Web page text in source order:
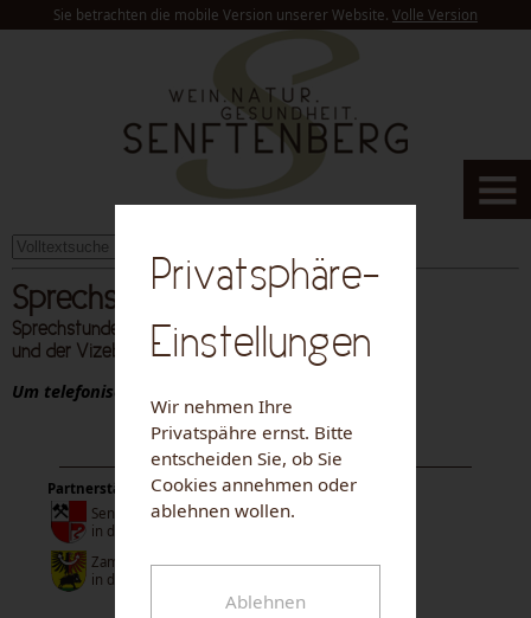
Sie betrachten die mobile Version unserer Website. Volle Version
Sprechstunden
Sprechstunden des Bürgermeisters
und der Vizebürgermeisterin
Um telefonische Voranmeldung wird gebeten!
Partnerstädte:
Senftenberg
in der Niederlausitz
Zamberk
in der Tschechischen Republik
Privatsphäre-
Einstellungen
Wir nehmen Ihre
Privatspähre ernst. Bitte
entscheiden Sie, ob Sie
Cookies annehmen oder
ablehnen wollen.
Ablehnen